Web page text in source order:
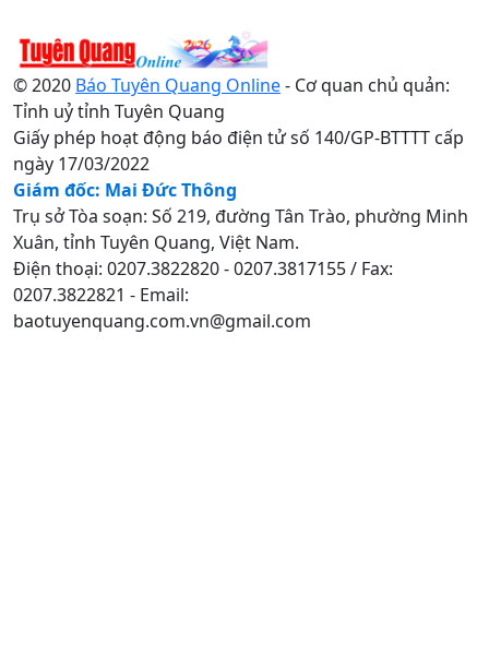
© 2020 Báo Tuyên Quang Online- Cơ quan chủ quản:
Tỉnh uỷ tỉnh Tuyên Quang
Giấy phép hoạt động báo điện tử số 140/GP-BTTTT cấp
ngày 17/03/2022
Giám đốc: Mai Đức Thông
Trụ sở Tòa soạn: Số 219, đường Tân Trào, phường Minh
Xuân, tỉnh Tuyên Quang, Việt Nam.
Điện thoại: 0207.3822820 - 0207.3817155 / Fax:
0207.3822821 - Email:
baotuyenquang.com.vn@gmail.com